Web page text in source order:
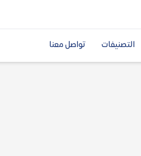
التصنيفات تواصل معنا